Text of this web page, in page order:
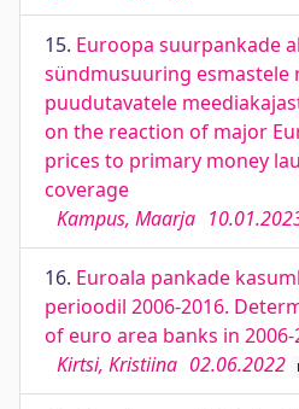
15. Euroopa suurpankade
sündmusuuring esmastele
puudutavatele
on the reaction of major
prices to primary money
coverage
Kampus, Maarja
16. Euroala pankade
perioodil 2006-2016.
of euro area banks in 2006-
Kirtsi, Kristiina 02.06.2022